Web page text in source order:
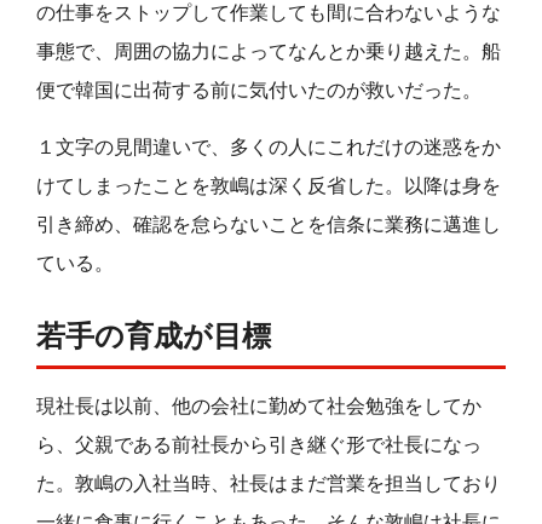
の仕事をストップして作業しても間に合わないような
事態で、周囲の協力によってなんとか乗り越えた。船
便で韓国に出荷する前に気付いたのが救いだった。
１文字の見間違いで、多くの人にこれだけの迷惑をか
けてしまったことを敦嶋は深く反省した。以降は身を
引き締め、確認を怠らないことを信条に業務に邁進し
ている。
若手の育成が目標
現社長は以前、他の会社に勤めて社会勉強をしてか
ら、父親である前社長から引き継ぐ形で社長になっ
た。敦嶋の入社当時、社長はまだ営業を担当しており